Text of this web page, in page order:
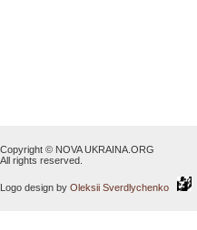
Copyright © NOVA UKRAINA.ORG
All rights reserved.
Logo design by Oleksii Sverdlychenko